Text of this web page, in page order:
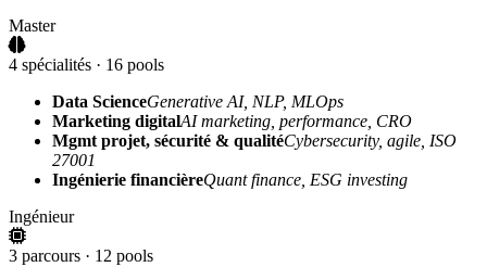
Master
4 spécialités · 16 pools
Data ScienceGenerative AI, NLP, MLOps
Marketing digitalAI marketing, performance, CRO
Mgmt projet, sécurité & qualitéCybersecurity, agile, ISO
27001
Ingénierie financièreQuant finance, ESG investing
Ingénieur
3 parcours · 12 pools